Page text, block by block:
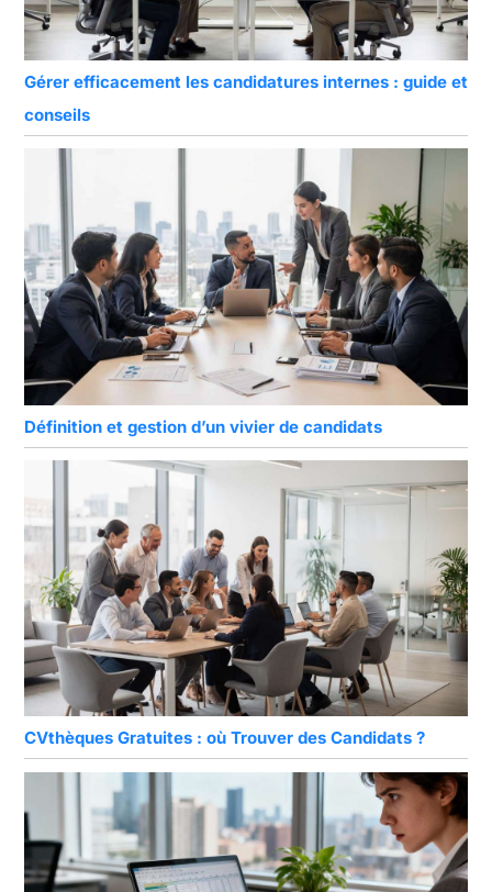
Gérer efficacement les candidatures internes : guide et
conseils
Définition et gestion d’un vivier de candidats
CVthèques Gratuites : où Trouver des Candidats ?